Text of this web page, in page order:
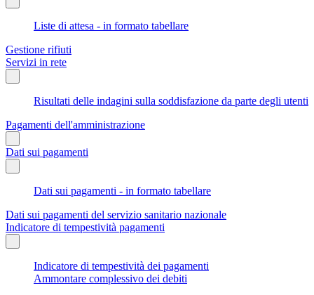
Liste di attesa - in formato tabellare
Gestione rifiuti
Servizi in rete
Risultati delle indagini sulla soddisfazione da parte degli utenti
Pagamenti dell'amministrazione
Dati sui pagamenti
Dati sui pagamenti - in formato tabellare
Dati sui pagamenti del servizio sanitario nazionale
Indicatore di tempestività pagamenti
Indicatore di tempestività dei pagamenti
Ammontare complessivo dei debiti